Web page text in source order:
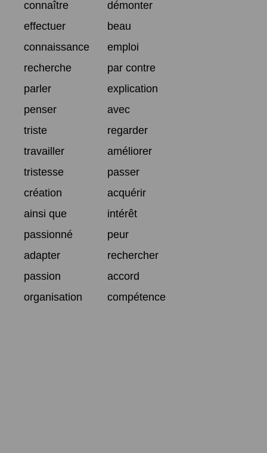
connaître
démonter
effectuer
beau
connaissance
emploi
recherche
par contre
parler
explication
penser
avec
triste
regarder
travailler
améliorer
tristesse
passer
création
acquérir
ainsi que
intérêt
passionné
peur
adapter
rechercher
passion
accord
organisation
compétence